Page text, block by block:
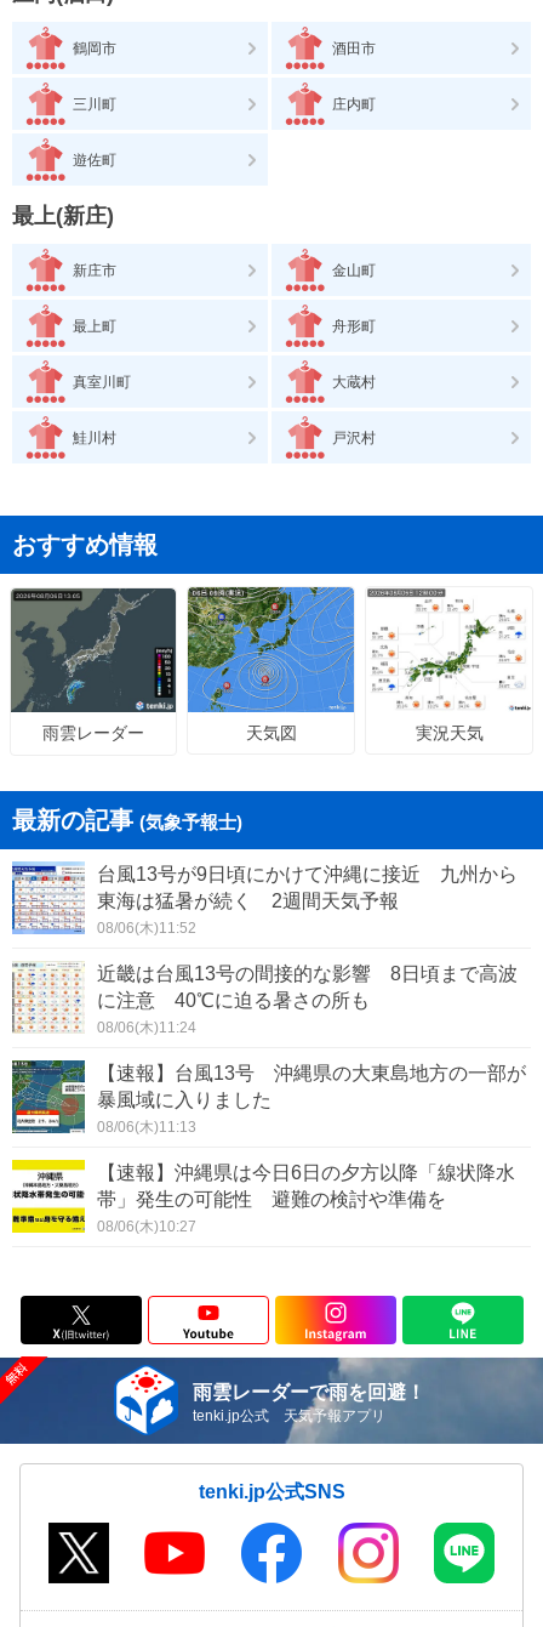
鶴岡市 酒田市
三川町 庄内町
遊佐町
最上(新庄)
新庄市 金山町
最上町 舟形町
真室川町 大蔵村
鮭川村 戸沢村
おすすめ情報
雨雲レーダー 天気図 実況天気
最新の記事 (気象予報士)
台風13号が9日頃にかけて沖縄に接近 九州から
東海は猛暑が続く 2週間天気予報
08/06(木)11:52
近畿は台風13号の間接的な影響 8日頃まで高波
に注意 40℃に迫る暑さの所も
08/06(木)11:24
【速報】台風13号 沖縄県の大東島地方の一部が
暴風域に入りました
08/06(木)11:13
【速報】沖縄県は今日6日の夕方以降「線状降水
帯」発生の可能性 避難の検討や準備を
08/06(木)10:27
雨雲レーダーで雨を回避！
tenki.jp公式 天気予報アプリ
tenki.jp公式SNS